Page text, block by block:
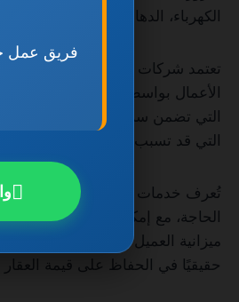
الكهرباء، الدهانات، الجبس بورد،
تعتمد شركات صيانة عامة دبي
الأعمال بواسطة فنيين متخصصين
التي تضمن سرعة الإنجاز ودقة
التي قد تسبب خسائر مادية كبيرة
تُعرف خدمات صيانة عامة دبي
الحاجة، مع إمكانية التعاقد
ميزانية العميل دون التأثير على
حقيقيًا في الحفاظ على قيمة
فريق عمل